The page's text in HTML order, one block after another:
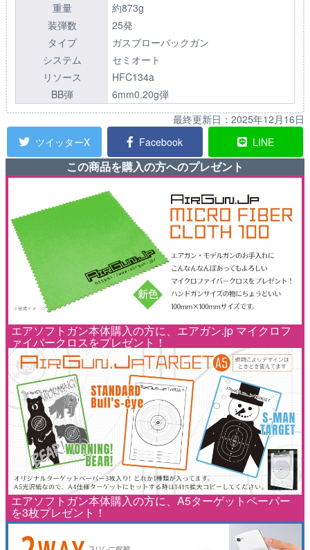
重量
約873g
装弾数
25発
タイプ
ガスブローバックガン
システム
セミオート
リソース
HFC134a
BB弾
6mm0.20g弾
最終更新日： 2025年12月16日
ツイッターX
Facebook LINE
この商品を購入の方へのプレゼント
エアソフトガン本体購入の方に、エアガン.jp マイクロフ
ァイバークロスをプレゼント！
エアソフトガン本体購入の方に、A5ターゲットペーパー
を3枚プレゼント！